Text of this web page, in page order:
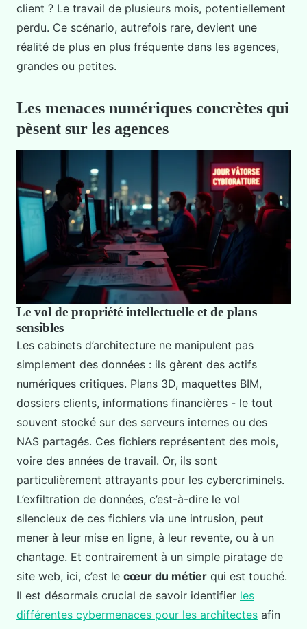
client ? Le travail de plusieurs mois, potentiellement
perdu. Ce scénario, autrefois rare, devient une
réalité de plus en plus fréquente dans les agences,
grandes ou petites.
Les menaces numériques concrètes qui
pèsent sur les agences
Le vol de propriété intellectuelle et de plans
sensibles
Les cabinets d’architecture ne manipulent pas
simplement des données : ils gèrent des actifs
numériques critiques. Plans 3D, maquettes BIM,
dossiers clients, informations financières - le tout
souvent stocké sur des serveurs internes ou des
NAS partagés. Ces fichiers représentent des mois,
voire des années de travail. Or, ils sont
particulièrement attrayants pour les cybercriminels.
L’exfiltration de données, c’est-à-dire le vol
silencieux de ces fichiers via une intrusion, peut
mener à leur mise en ligne, à leur revente, ou à un
chantage. Et contrairement à un simple piratage de
site web, ici, c’est le cœur du métier qui est touché.
Il est désormais crucial de savoir identifier les
différentes cybermenaces pour les architectes afin